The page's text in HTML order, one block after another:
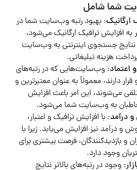
شما شامل
ارگانیک: بهبود رتبه وب‌سایت شما در
افزایش ترافیک ارگانیک می‌شود،
نتایج جستجوی اینترنتی به وب‌سایت
هزینه تبلیغاتی.
اعتماد: وب‌سایت‌هایی که در رتبه‌های
دارند، معمولاً به عنوان معتبرترین و
می‌شوند، این امر باعث افزایش
به وب‌سایت شما می‌شود.
درآمد: با افزایش ترافیک و اعتبار،
و درآمد نیز افزایش می‌یابد. زیرا با
و بازدیدکنندگان، فرصت بیشتری برای
وجود دارد.
: وجود در رتبه‌های بالاتر نتایج